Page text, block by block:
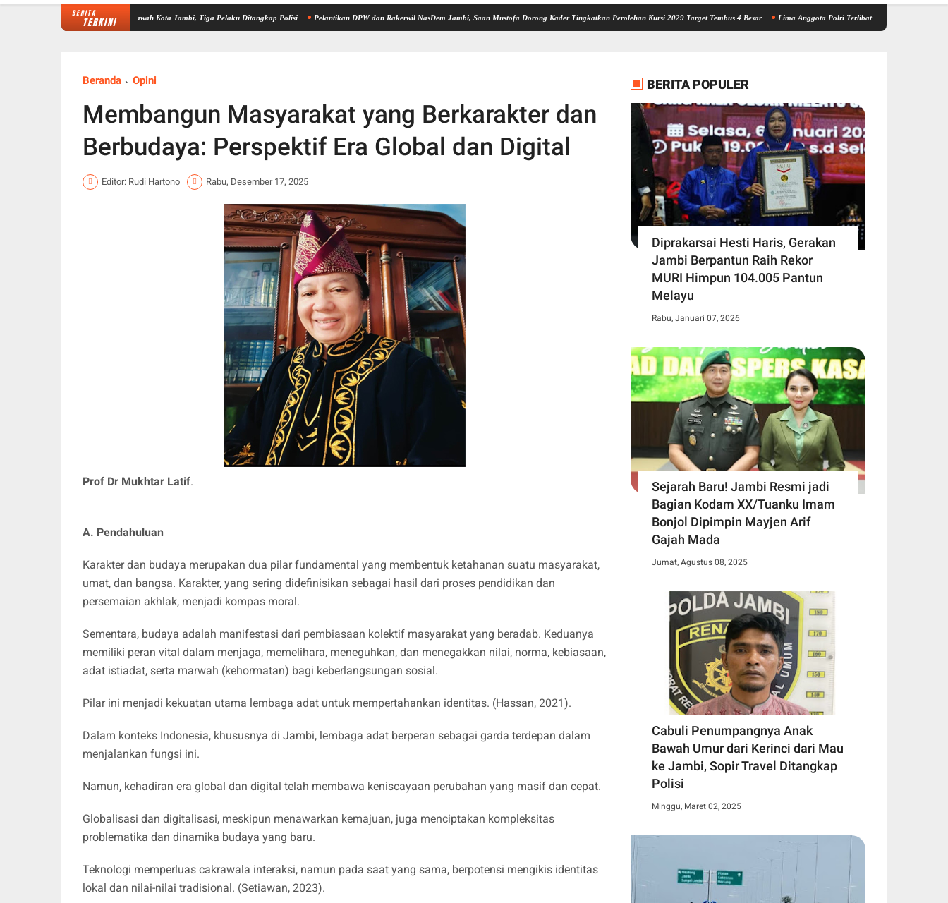
BERITA
TERKINI
Laundry di Kenali Asam Bawah Kota Jambi, Tiga Pelaku Ditangkap Polisi Pelantikan DPW dan Rakerwil NasDem Jambi, Saan Mustofa Dorong Kader Tingkatkan Perolehan Kursi 2029 Target Tembus 4 Besar Lima Anggota Polri Terlibat Kasus Brigadir EWS Personel
Beranda Opini
Membangun Masyarakat yang Berkarakter dan
Berbudaya: Perspektif Era Global dan Digital
Editor: Rudi Hartono Rabu, Desember 17, 2025
Prof Dr Mukhtar Latif.
A. Pendahuluan
​Karakter dan budaya merupakan dua pilar fundamental yang membentuk ketahanan suatu masyarakat,
umat, dan bangsa. Karakter, yang sering didefinisikan sebagai hasil dari proses pendidikan dan
persemaian akhlak, menjadi kompas moral.
Sementara, budaya adalah manifestasi dari pembiasaan kolektif masyarakat yang beradab. Keduanya
memiliki peran vital dalam menjaga, memelihara, meneguhkan, dan menegakkan nilai, norma, kebiasaan,
adat istiadat, serta marwah (kehormatan) bagi keberlangsungan sosial.
Pilar ini menjadi kekuatan utama lembaga adat untuk mempertahankan identitas. (Hassan, 2021).
​Dalam konteks Indonesia, khususnya di Jambi, lembaga adat berperan sebagai garda terdepan dalam
menjalankan fungsi ini.
Namun, kehadiran era global dan digital telah membawa keniscayaan perubahan yang masif dan cepat.
Globalisasi dan digitalisasi, meskipun menawarkan kemajuan, juga menciptakan kompleksitas
problematika dan dinamika budaya yang baru.
Teknologi memperluas cakrawala interaksi, namun pada saat yang sama, berpotensi mengikis identitas
lokal dan nilai-nilai tradisional. (Setiawan, 2023).
BERITA POPULER
Diprakarsai Hesti Haris, Gerakan
Jambi Berpantun Raih Rekor
MURI Himpun 104.005 Pantun
Melayu
Rabu, Januari 07, 2026
Sejarah Baru! Jambi Resmi jadi
Bagian Kodam XX/Tuanku Imam
Bonjol Dipimpin Mayjen Arif
Gajah Mada
Jumat, Agustus 08, 2025
Cabuli Penumpangnya Anak
Bawah Umur dari Kerinci dari Mau
ke Jambi, Sopir Travel Ditangkap
Polisi
Minggu, Maret 02, 2025